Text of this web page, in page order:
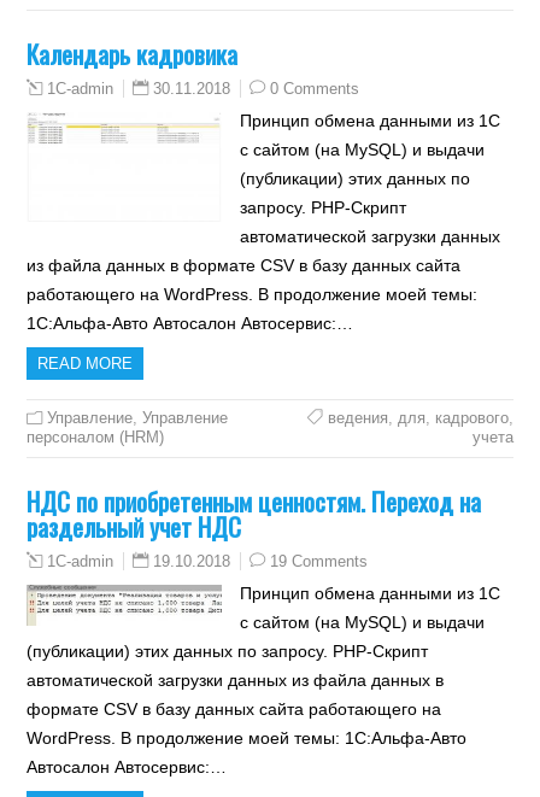
Календарь кадровика
1C-admin 30.11.2018 0 Comments
Принцип обмена данными из 1С
с сайтом (на MySQL) и выдачи
(публикации) этих данных по
запросу. PHP-Скрипт
автоматической загрузки данных
из файла данных в формате CSV в базу данных сайта
работающего на WordPress. В продолжение моей темы:
1С:Альфа-Авто Автосалон Автосервис:…
READ MORE
Управление,Управление
персоналом (HRM)
ведения, для, кадрового,
учета
НДС по приобретенным ценностям. Переход на
раздельный учет НДС
1C-admin 19.10.2018 19 Comments
Принцип обмена данными из 1С
с сайтом (на MySQL) и выдачи
(публикации) этих данных по запросу. PHP-Скрипт
автоматической загрузки данных из файла данных в
формате CSV в базу данных сайта работающего на
WordPress. В продолжение моей темы: 1С:Альфа-Авто
Автосалон Автосервис:…